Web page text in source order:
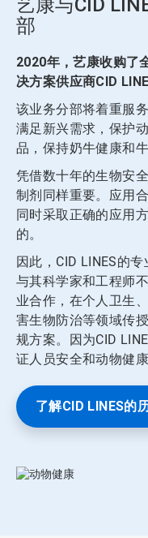
艺康与CID
部
2020年，艺康收购了
决方案供应商CID
该业务分部将着重服
满足新兴需求，保护
品，保持奶牛健康和
凭借数十年的生物安
制剂同样重要。应用
同时采取正确的应用
的。
因此，CID LINES的
与其科学家和工程师
业合作，在个人卫生
害生物防治等领域传
规方案。因为CID
证人员安全和动物健康
了解CID LINES的